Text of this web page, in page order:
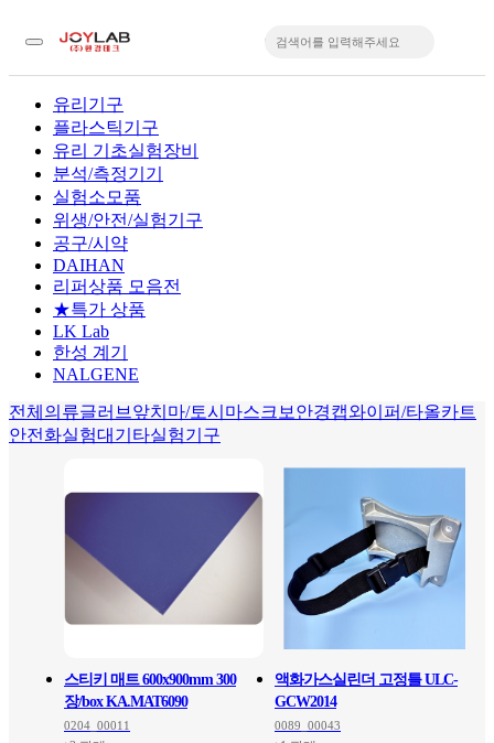
유리기구
플라스틱기구
유리 기초실험장비
분석/측정기기
실험소모품
위생/안전/실험기구
공구/시약
DAIHAN
리퍼상품 모음전
★특가 상품
LK Lab
한성 계기
NALGENE
전체 의류글러브 앞치마/토시 마스크 보안경캡와이퍼/타올카트
안전화실험대 기타실험기구
스티키 매트 600x900mm 300
장/box KA.MAT6090
0204_00011
액화가스실린더 고정틀 ULC-
GCW2014
0089_00043